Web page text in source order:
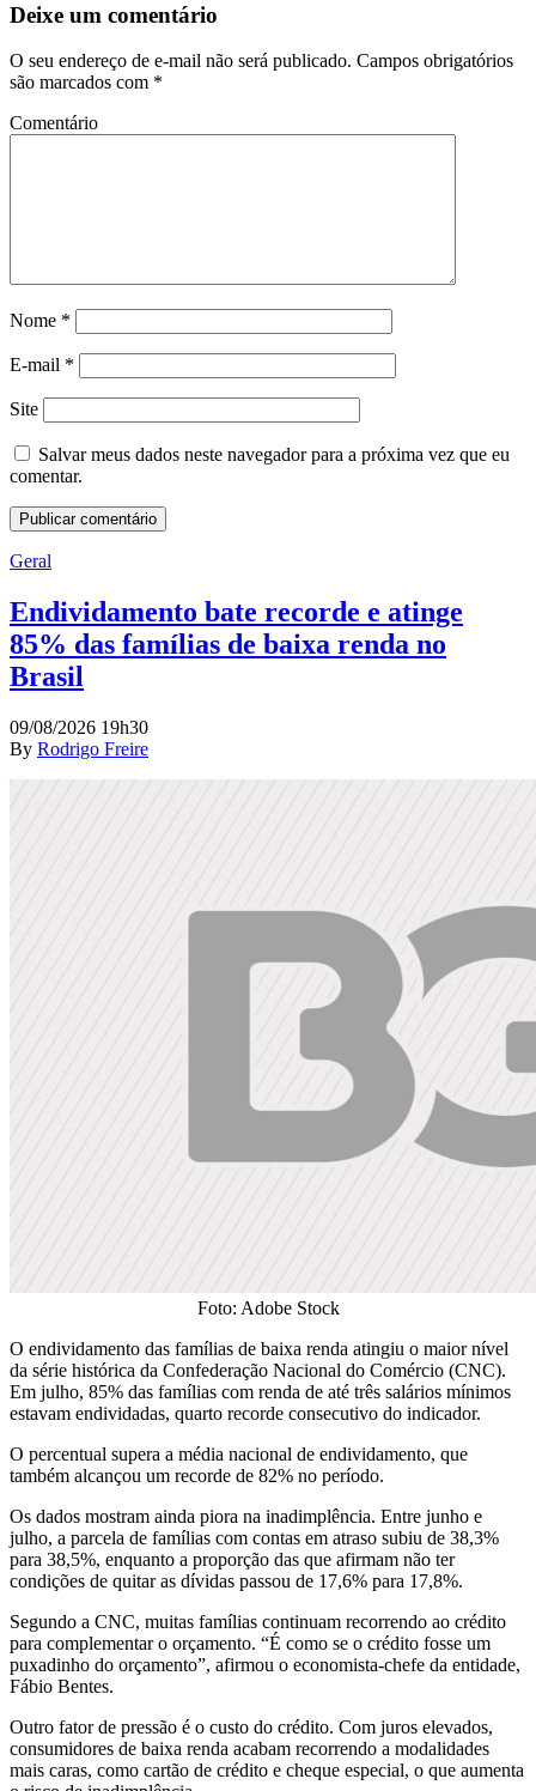
Deixe um comentário
O seu endereço de e-mail não será publicado. Campos obrigatórios
são marcados com *
Comentário
Nome *
E-mail *
Site
Salvar meus dados neste navegador para a próxima vez que eu
comentar.
Geral
Endividamento bate recorde e atinge
85% das famílias de baixa renda no
Brasil
09/08/2026 19h30
By Rodrigo Freire
Foto: Adobe Stock
O endividamento das famílias de baixa renda atingiu o maior nível
da série histórica da Confederação Nacional do Comércio (CNC).
Em julho, 85% das famílias com renda de até três salários mínimos
estavam endividadas, quarto recorde consecutivo do indicador.
O percentual supera a média nacional de endividamento, que
também alcançou um recorde de 82% no período.
Os dados mostram ainda piora na inadimplência. Entre junho e
julho, a parcela de famílias com contas em atraso subiu de 38,3%
para 38,5%, enquanto a proporção das que afirmam não ter
condições de quitar as dívidas passou de 17,6% para 17,8%.
Segundo a CNC, muitas famílias continuam recorrendo ao crédito
para complementar o orçamento. “É como se o crédito fosse um
puxadinho do orçamento”, afirmou o economista-chefe da entidade,
Fábio Bentes.
Outro fator de pressão é o custo do crédito. Com juros elevados,
consumidores de baixa renda acabam recorrendo a modalidades
mais caras, como cartão de crédito e cheque especial, o que aumenta